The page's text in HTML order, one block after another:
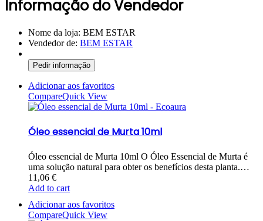
Informação do Vendedor
Nome da loja: BEM ESTAR
Vendedor de: BEM ESTAR
Pedir informação
Adicionar aos favoritos
CompareQuick View
Óleo essencial de Murta 10ml
Óleo essencial de Murta 10ml O Óleo Essencial de Murta é
uma solução natural para obter os benefícios desta planta.…
11,06 €
Add to cart
Adicionar aos favoritos
CompareQuick View